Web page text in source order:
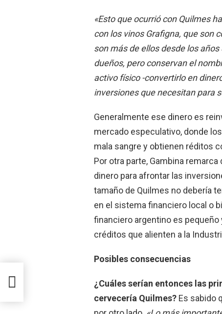
«Esto que ocurrió con Quilmes
con los vinos Grafigna, que son
son más de ellos desde los
dueños, pero conservan el
activo físico -convertirlo en
inversiones que necesitan para
Generalmente ese dinero es
mercado especulativo, donde
mala sangre y obtienen réditos
Por otra parte, Gambina
dinero para afrontar las
tamaño de Quilmes no debería
en el sistema financiero local o
financiero argentino es
créditos que alienten a la
Posibles consecuencias
¿Cuáles serían entonces las
cervecería Quilmes? Es sabido